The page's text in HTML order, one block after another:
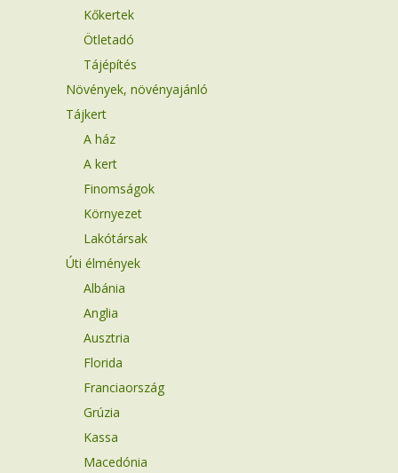
Kőkertek
Ötletadó
Tájépítés
Növények, növényajánló
Tájkert
A ház
A kert
Finomságok
Környezet
Lakótársak
Úti élmények
Albánia
Anglia
Ausztria
Florida
Franciaország
Grúzia
Kassa
Macedónia